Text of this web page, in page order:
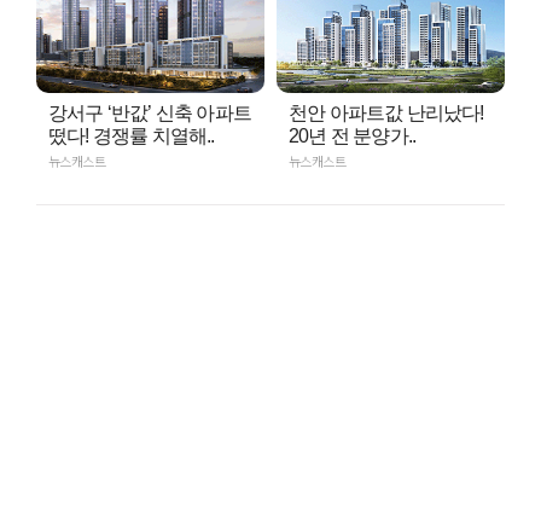
강서구 ‘반값’ 신축 아파트
떴다! 경쟁률 치열해..
뉴스캐스트
천안 아파트값 난리났다!
20년 전 분양가..
뉴스캐스트